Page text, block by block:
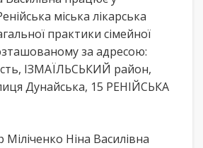
міська лікарська
практики сімейної
за адресою:
ІЗМАЇЛЬСЬКИЙ район,
Дунайська, 15 РЕНІЙСЬКА
Міліченко Ніна Василівна